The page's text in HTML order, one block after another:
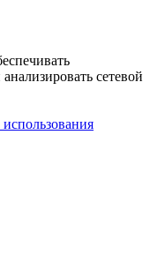
сетевой